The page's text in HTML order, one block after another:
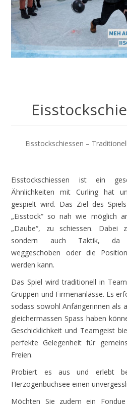
Eisstockschiessen –
Eisstockschiessen ist ein
Ähnlichkeiten mit Curling hat
gespielt wird. Das Ziel des
„Eisstock“ so nah wie möglich
„Daube“, zu schiessen. Dabei
sondern auch Taktik, da
weggeschoben oder die
werden kann.
Das Spiel wird traditionell in
Gruppen und Firmenanlässe. Es
sodass sowohl Anfängerinnen als
gleichermassen Spass haben
Geschicklichkeit und Teamgeist
perfekte Gelegenheit für
Freien.
Probiert es aus und erlebt
Herzogenbuchsee einen
Möchten Sie zudem ein